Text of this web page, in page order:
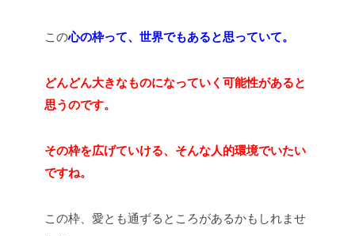
この心の枠って、世界でもあると思っていて。
どんどん大きなものになっていく可能性があると
思うのです。
その枠を広げていける、そんな人的環境でいたい
ですね。
この枠、愛とも通ずるところがあるかもしれませ